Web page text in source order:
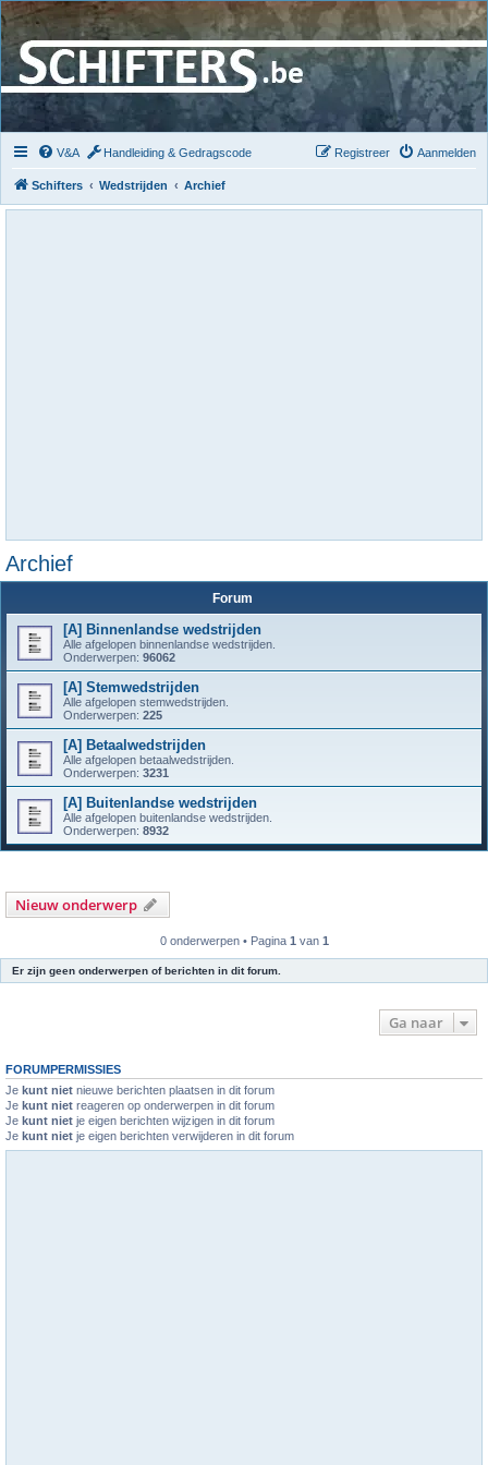
V&A Handleiding & Gedragscode Aanmelden
Registreer
Schifters Wedstrijden Archief
Archief
Forum
[A] Binnenlandse wedstrijden
Alle afgelopen binnenlandse wedstrijden.
Onderwerpen: 96062
[A] Stemwedstrijden
Alle afgelopen stemwedstrijden.
Onderwerpen: 225
[A] Betaalwedstrijden
Alle afgelopen betaalwedstrijden.
Onderwerpen: 3231
[A] Buitenlandse wedstrijden
Alle afgelopen buitenlandse wedstrijden.
Onderwerpen: 8932
Nieuw onderwerp
0 onderwerpen • Pagina 1 van 1
Er zijn geen onderwerpen of berichten in dit forum.
Ga naar
FORUMPERMISSIES
Je kunt niet nieuwe berichten plaatsen in dit forum
Je kunt niet reageren op onderwerpen in dit forum
Je kunt niet je eigen berichten wijzigen in dit forum
Je kunt niet je eigen berichten verwijderen in dit forum